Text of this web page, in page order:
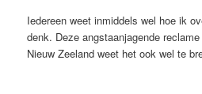
Iedereen weet inmiddels wel hoe ik
denk. Deze angstaanjagende
Nieuw Zeeland weet het ook wel te